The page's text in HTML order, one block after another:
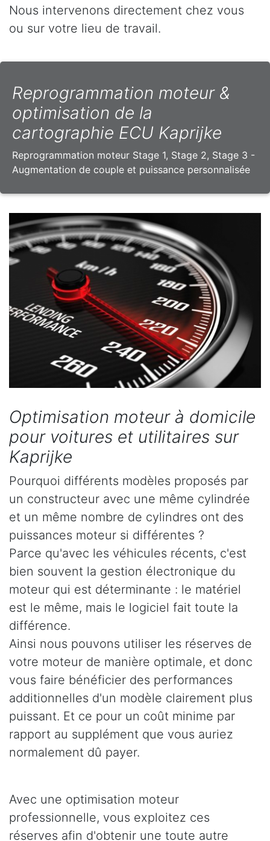
Nous intervenons directement chez vous
ou sur votre lieu de travail.
Reprogrammation moteur &
optimisation de la
cartographie ECU Kaprijke
Reprogrammation moteur Stage 1, Stage 2, Stage 3 -
Augmentation de couple et puissance personnalisée
Optimisation moteur à domicile
pour voitures et utilitaires sur
Kaprijke
Pourquoi différents modèles proposés par
un constructeur avec une même cylindrée
et un même nombre de cylindres ont des
puissances moteur si différentes ?
Parce qu'avec les véhicules récents, c'est
bien souvent la gestion électronique du
moteur qui est déterminante : le matériel
est le même, mais le logiciel fait toute la
différence.
Ainsi nous pouvons utiliser les réserves de
votre moteur de manière optimale, et donc
vous faire bénéficier des performances
additionnelles d'un modèle clairement plus
puissant. Et ce pour un coût minime par
rapport au supplément que vous auriez
normalement dû payer.
Avec une optimisation moteur
professionnelle, vous exploitez ces
réserves afin d'obtenir une toute autre